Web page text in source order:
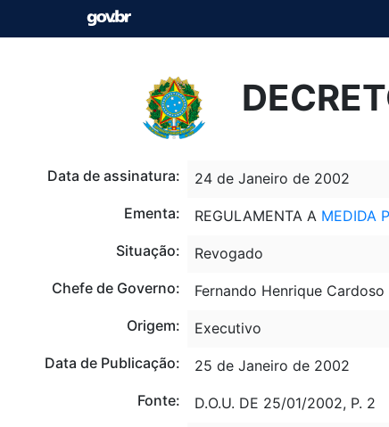
Data de assinatura:
24 de Janeiro de 2002
Ementa:
REGULAMENTA A MEDIDA
Situação:
Revogado
Chefe de Governo:
Fernando Henrique Cardoso
Origem:
Executivo
Data de Publicação:
25 de Janeiro de 2002
Fonte:
D.O.U. DE 25/01/2002, P. 2